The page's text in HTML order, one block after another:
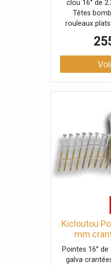
clou 16° de
Têtes
rouleaux
Kicloutou
mm
rouleaux
Pointes 16°
galva